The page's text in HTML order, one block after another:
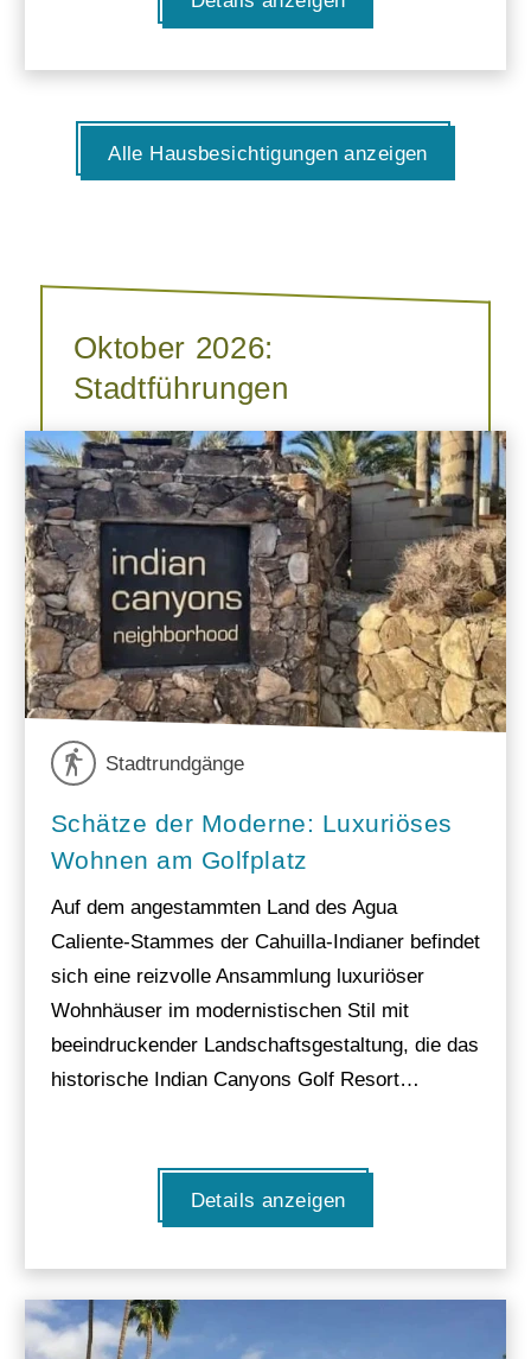
Alle Hausbesichtigungen anzeigen
Oktober 2026:
Stadtführungen
Stadtrundgänge
Schätze der Moderne: Luxuriöses
Wohnen am Golfplatz
Auf dem angestammten Land des Agua
Caliente-Stammes der Cahuilla-Indianer befindet
sich eine reizvolle Ansammlung luxuriöser
Wohnhäuser im modernistischen Stil mit
beeindruckender Landschaftsgestaltung, die das
historische Indian Canyons Golf Resort…
Details anzeigen